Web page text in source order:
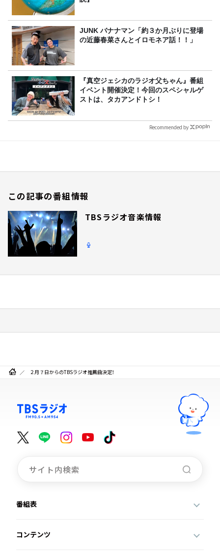
JUNK バナナマン「約３か月ぶりに登場
の近藤春菜さんとイロモネア話！！」
『真空ジェシカのラジオ父ちゃん』番組
イベント開催決定！今回のスペシャルゲ
ストは、タカアンドトシ！
Recommended by
この記事の番組情報
TBSラジオ音楽情報
２月７日からのTBSラジオ推薦曲決定！
番組表
コンテンツ